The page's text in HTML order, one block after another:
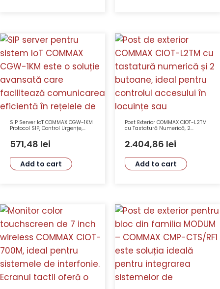
SIP Server IoT COMMAX CGW-1KM
Protocol SIP, Control Urgențe,
Flash eMMC 4GB, PoE
571,48 lei
Add to cart
Post Exterior COMMAX CIOT-L2TM
cu Tastatură Numerică, 2
OLED, Funcții SIP, Bluetooth, RF,
Ethernet
2.404,86 lei
Add to cart